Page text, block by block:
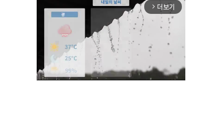
arrow_forward_ios 더보기